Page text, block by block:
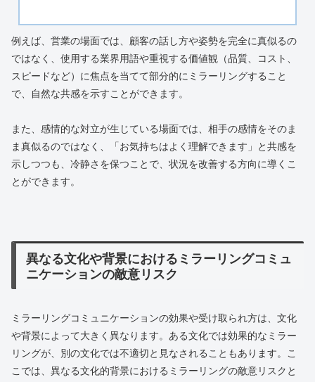
例えば、営業の場面では、顧客の話し方や姿勢を完全に真似るの
ではなく、使用する業界用語や重視する価値観（品質、コスト、
スピードなど）に焦点を当てて部分的にミラーリングすること
で、自然な共感を示すことができます。
また、感情的な対立が生じている場面では、相手の感情をそのま
ま真似るのではなく、「お気持ちはよく理解できます」と共感を
示しつつも、冷静さを保つことで、状況を改善する方向に導くこ
とができます。
異なる文化や背景におけるミラーリングコミュ
ニケーションの敵意リスク
ミラーリングコミュニケーションの効果や受け取られ方は、文化
や背景によって大きく異なります。ある文化では効果的なミラー
リングが、別の文化では不適切と見なされることもあります。こ
こでは、異なる文化的背景におけるミラーリングの敵意リスクと